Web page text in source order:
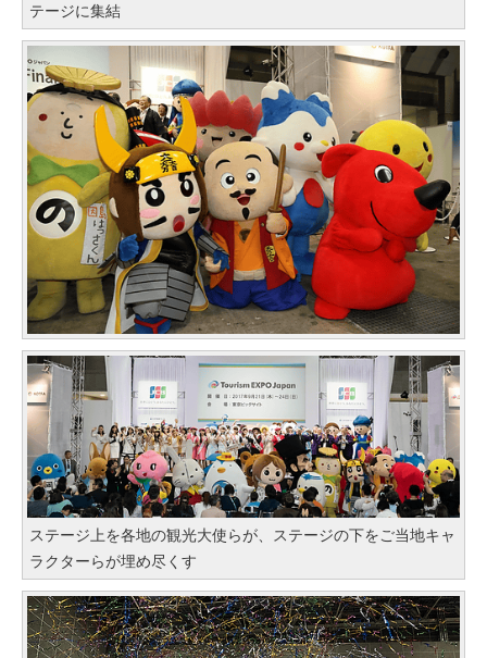
テージに集結
ステージ上を各地の観光大使らが、ステージの下をご当地キャ
ラクターらが埋め尽くす